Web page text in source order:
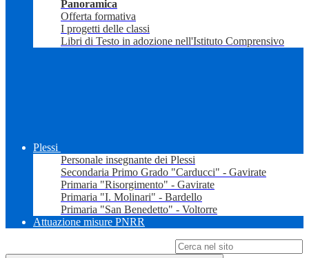
Panoramica
Offerta formativa
I progetti delle classi
Libri di Testo in adozione nell'Istituto Comprensivo
Plessi
Personale insegnante dei Plessi
Secondaria Primo Grado "Carducci" - Gavirate
Primaria "Risorgimento" - Gavirate
Primaria "I. Molinari" - Bardello
Primaria "San Benedetto" - Voltorre
Attuazione misure PNRR